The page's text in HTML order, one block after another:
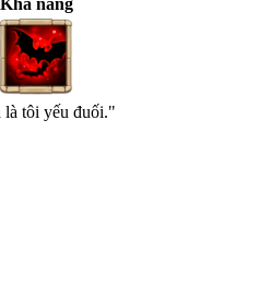
Khả năng
là tôi yếu đuối."